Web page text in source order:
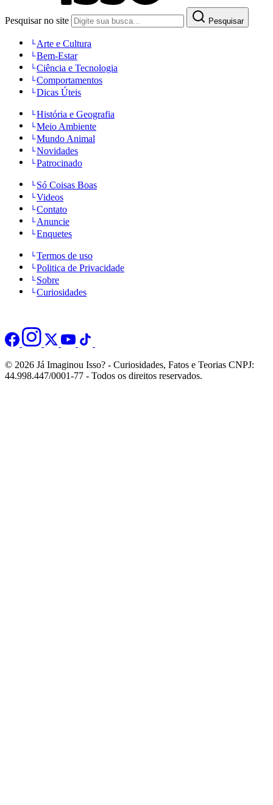
Pesquisar no site Pesquisar
Arte e Cultura
Bem-Estar
Ciência e Tecnologia
Comportamentos
Dicas Úteis
História e Geografia
Meio Ambiente
Mundo Animal
Novidades
Patrocinado
Só Coisas Boas
Videos
Contato
Anuncie
Enquetes
Termos de uso
Politica de Privacidade
Sobre
Curiosidades
© 2026 Já Imaginou Isso? - Curiosidades, Fatos e Teorias CNPJ:
44.998.447/0001-77 - Todos os direitos reservados.